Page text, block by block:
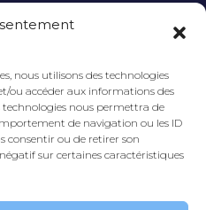
nous utilisons des technologies
ou accéder aux informations des
technologies nous permettra de
de navigation ou les ID
consentir ou de retirer son
sur certaines caractéristiques